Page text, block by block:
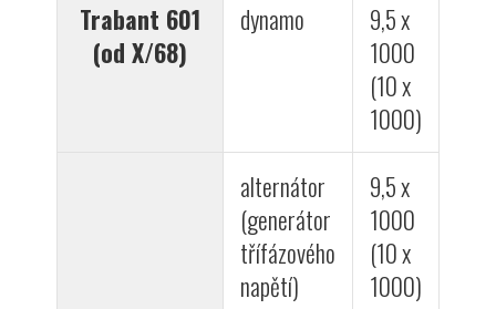
Trabant 601
(od X/68)
dynamo
9,5 x
1000
(10 x
1000)
alternátor
(generátor
třífázového
napětí)
9,5 x
1000
(10 x
1000)